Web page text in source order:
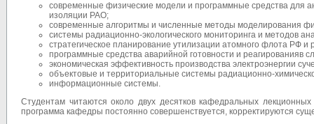
современные физические модели и программные средства для
изоляции РАО;
современные алгоритмы и численные методы моделирования
системы радиационно-экологического мониторинга и методов
стратегическое планирование утилизации атомного флота РФ
программные средства аварийной готовности и реагированияв
экономическая эффективность производства электроэнергии
объектовые и территориальные системы радиационно-
информационные системы.
Студентам читаются около двух десятков кафедральных
программа кафедры постоянно совершенствуется, корректируются